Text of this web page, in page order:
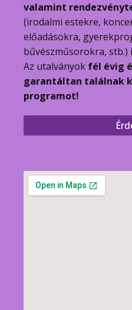
valamint
(irodalmi estekre,
előadásokra,
bűvészműsorokra, stb.)
Az utalványok fél évig
garantáltan találnak
programot!